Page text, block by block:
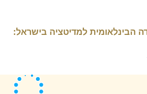
הבינלאומית למדיטציה בישראל: